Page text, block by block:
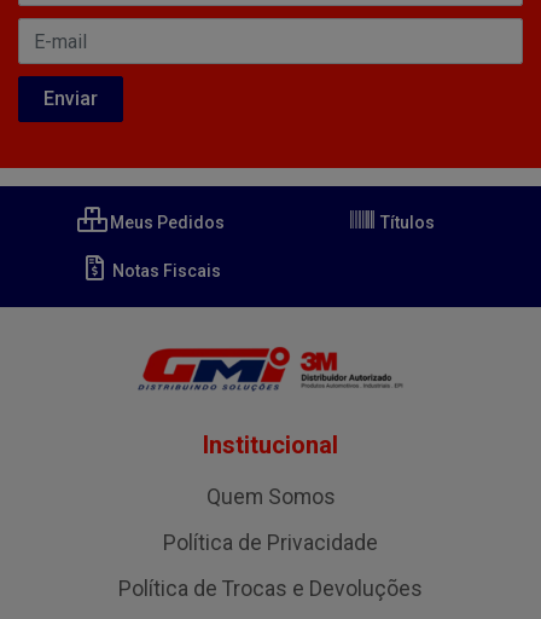
Meus Pedidos Títulos
Notas Fiscais
Institucional
Quem Somos
Política de Privacidade
Política de Trocas e Devoluções